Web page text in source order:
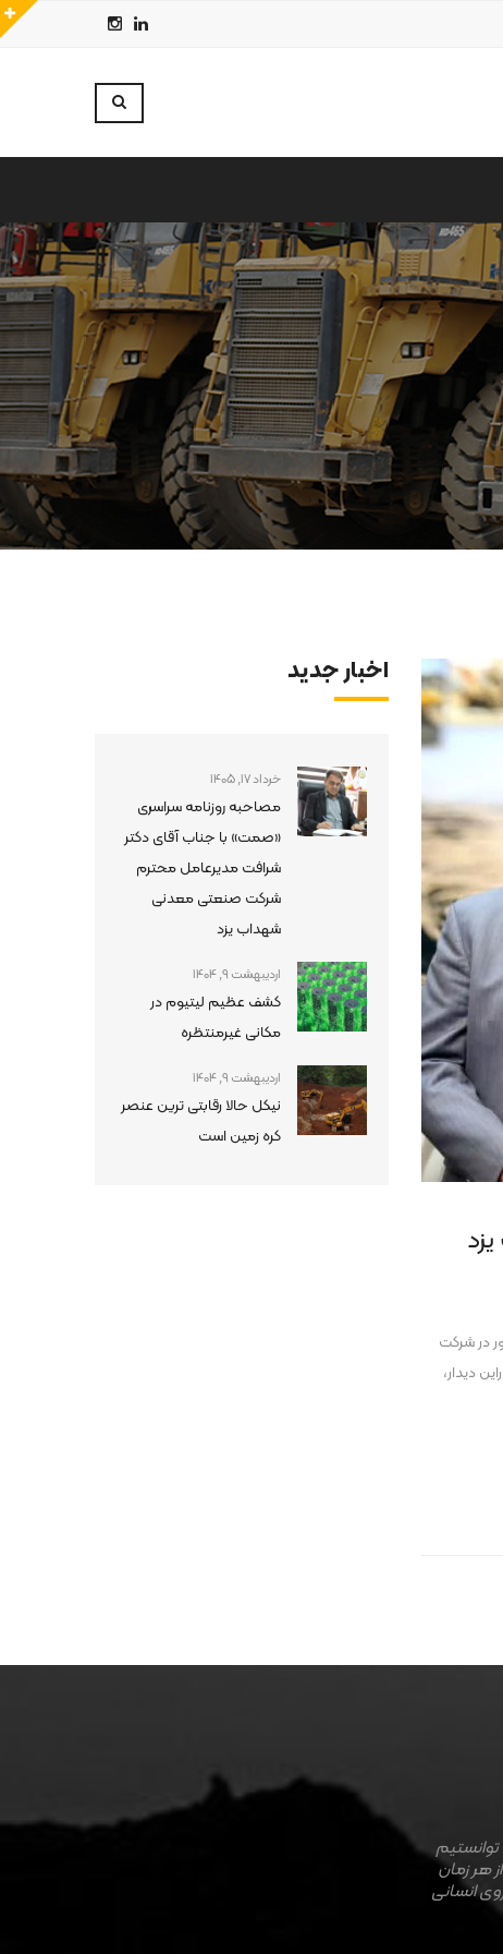
در شرکت
دیدار،
اخبار جدید
خرداد 17, 1405
مصاحبه روزنامه سراسری
«صمت» با جناب آقای دکتر
شرافت مدیرعامل محترم
شرکت صنعتی معدنی
شهداب یزد
اردیبهشت 9, 1404
کشف عظیم لیتیوم در
مکانی غیرمنتظره
اردیبهشت 9, 1404
نیکل حالا رقابتی ترین عنصر
کره زمین است
هر زمان
انسانی